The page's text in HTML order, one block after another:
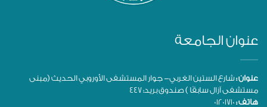
عنوان الجامعة
عنوان :شارع الستين الغربي- جوار المستشفى الأوروبي الحديث (مبنى
مستشفى آزال سابقًا ) صندوق بريد: 447
هاتف :